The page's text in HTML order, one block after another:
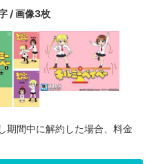
/ 画像3枚
期間中に解約した場合、料金